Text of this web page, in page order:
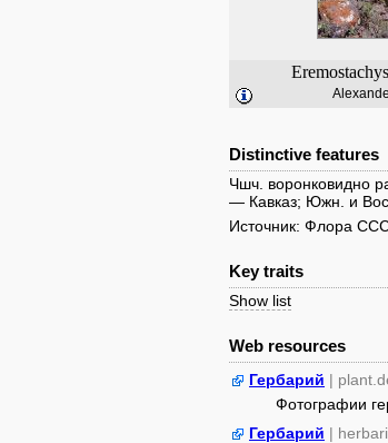
Eremostachys
Distinctive features
Чшч. воронковидно
— Кавказ; Южн. и
Источник: Флора
Key traits
Show list
Web resources
Гербарий |
Фотографии
Гербарий |